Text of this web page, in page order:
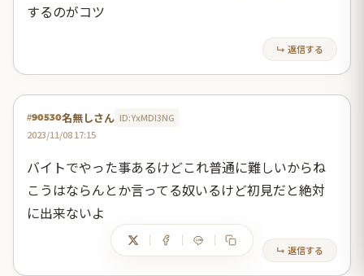
するのがコツ
↳ 返信する
#90530名無しさん ID:YxMDI3NG
2023/11/08 17:15
バイトでやった事あるけどこれ普通に難しいからね
こうはならんとか言ってる奴いるけど初見だと絶対
に出来ないよ
↳ 返信する